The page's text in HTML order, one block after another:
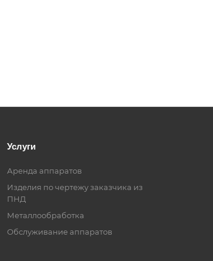
Услуги
Аренда аппаратов
Изделия по чертежу заказчика из
ПНД
Металлообработка
Обслуживание аппаратов